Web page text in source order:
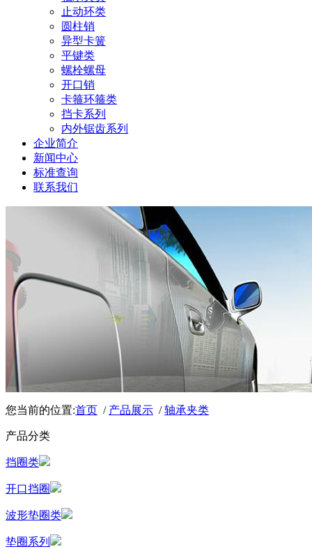
止动环类
圆柱销
异型卡簧
平键类
螺栓螺母
开口销
卡箍环箍类
挡卡系列
内外锯齿系列
企业简介
新闻中心
标准查询
联系我们
您当前的位置:首页 / 产品展示 /轴承夹类
产品分类
挡圈类
开口挡圈
波形垫圈类
垫圈系列